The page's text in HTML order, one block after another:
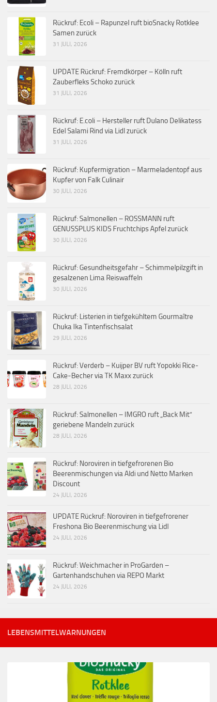
Rückruf: Ecoli – Rapunzel ruft bioSnacky Rotklee
Samen zurück
31 JULI, 2026
UPDATE Rückruf: Fremdkörper – Kölln ruft
Zauberfleks Schoko zurück
31 JULI, 2026
Rückruf: E.coli – Hersteller ruft Dulano Delikatess
Edel Salami Rind via Lidl zurück
31 JULI, 2026
Rückruf: Kupfermigration – Marmeladentopf aus
Kupfer von Falk Culinair
30 JULI, 2026
Rückruf: Salmonellen – ROSSMANN ruft
GENUSSPLUS KIDS Fruchtchips Apfel zurück
30 JULI, 2026
Rückruf: Gesundheitsgefahr – Schimmelpilzgift in
gesalzenen Lima Reiswaffeln
30 JULI, 2026
Rückruf: Listerien in tiefgekühltem Gourmaître
Chuka Ika Tintenfischsalat
29 JULI, 2026
Rückruf: Verderb – Kuijper BV ruft Yopokki Rice-
Cake-Becher via TK Maxx zurück
28 JULI, 2026
Rückruf: Salmonellen – IMGRO ruft „Back Mit“
geriebene Mandeln zurück
28 JULI, 2026
Rückruf: Noroviren in tiefgefrorenen Bio
Beerenmischungen via Aldi und Netto Marken
Discount
24 JULI, 2026
UPDATE Rückruf: Noroviren in tiefgefrorener
Freshona Bio Beerenmischung via Lidl
24 JULI, 2026
Rückruf: Weichmacher in ProGarden –
Gartenhandschuhen via REPO Markt
24 JULI, 2026
LEBENSMITTELWARNUNGEN